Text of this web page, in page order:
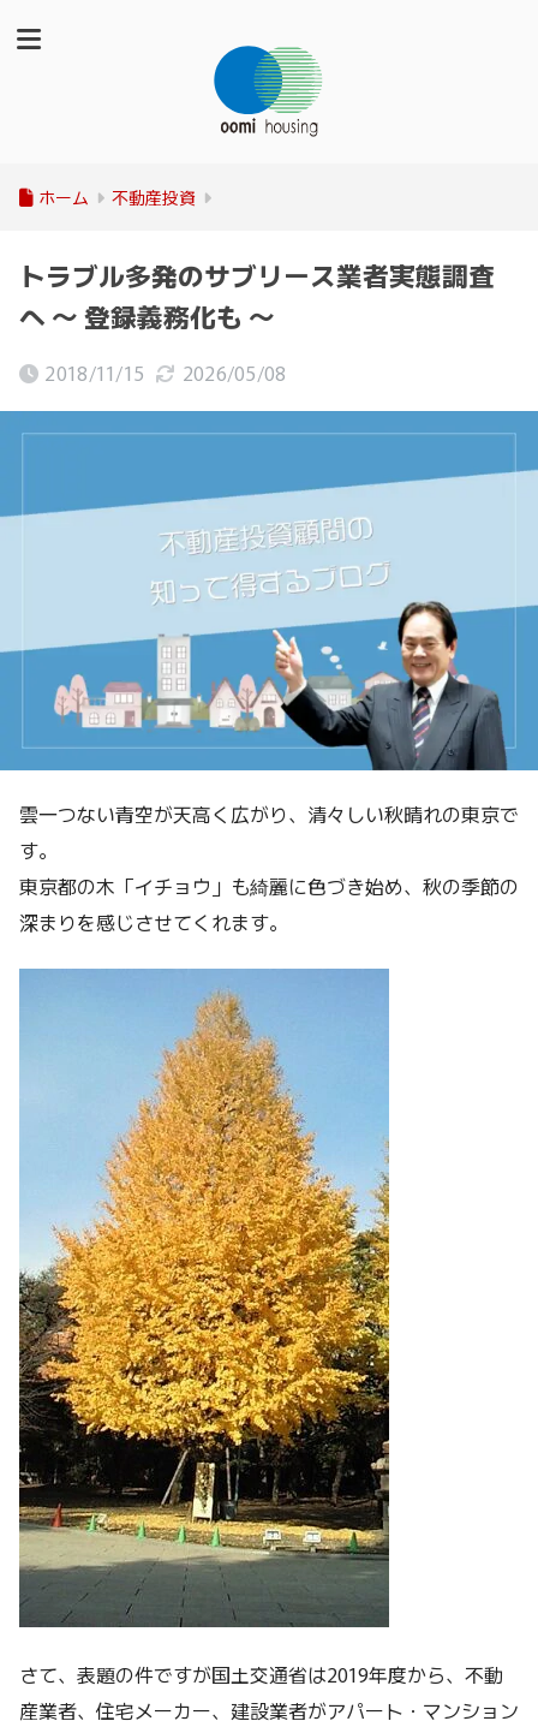
ホーム 不動産投資
トラブル多発のサブリース業者実態調査
へ ～ 登録義務化も ～
2018/11/15 2026/05/08
雲一つない青空が天高く広がり、清々しい秋晴れの東京で
す。
東京都の木「イチョウ」も綺麗に色づき始め、秋の季節の
深まりを感じさせてくれます。
さて、表題の件ですが国土交通省は2019年度から、不動
産業者、住宅メーカー、建設業者がアパート・マンション